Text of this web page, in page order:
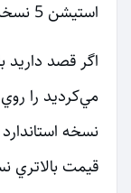
استيشن 5 نسخه استاندارد تجربه كنيد.
نسخه
قيمت بالاتري